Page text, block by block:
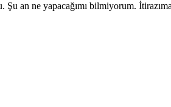
an ne yapacağımı bilmiyorum.